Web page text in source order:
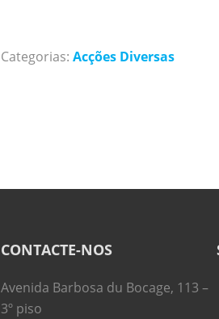
Categorias: Acções Diversas
CONTACTE-NOS
Avenida Barbosa du Bocage, 113 –
3º piso